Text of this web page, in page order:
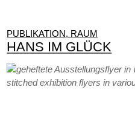
PUBLIKATION, RAUM
HANS IM GLÜCK